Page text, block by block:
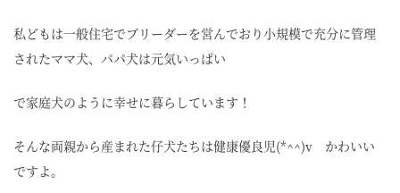
私どもは一般住宅でブリーダーを営んでおり小規模で充分に管理
されたママ犬、パパ犬は元気いっぱい
で家庭犬のように幸せに暮らしています！
そんな両親から産まれた仔犬たちは健康優良児(*^^)v かわいい
ですよ。